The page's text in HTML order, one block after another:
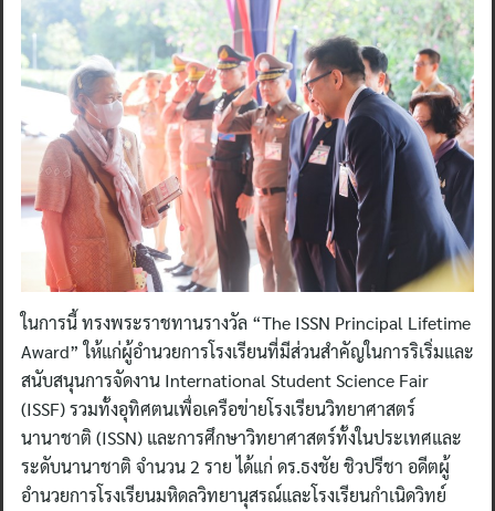
ในการนี้ ทรงพระราชทานรางวัล “The ISSN Principal Lifetime
Award” ให้แก่ผู้อำนวยการโรงเรียนที่มีส่วนสำคัญในการริเริ่มและ
สนับสนุนการจัดงาน International Student Science Fair
(ISSF) รวมทั้งอุทิศตนเพื่อเครือข่ายโรงเรียนวิทยาศาสตร์
นานาชาติ (ISSN) และการศึกษาวิทยาศาสตร์ทั้งในประเทศและ
ระดับนานาชาติ จำนวน 2 ราย ได้แก่ ดร.ธงชัย ชิวปรีชา อดีตผู้
อำนวยการโรงเรียนมหิดลวิทยานุสรณ์และโรงเรียนกำเนิดวิทย์